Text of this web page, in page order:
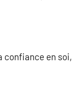
confiance en